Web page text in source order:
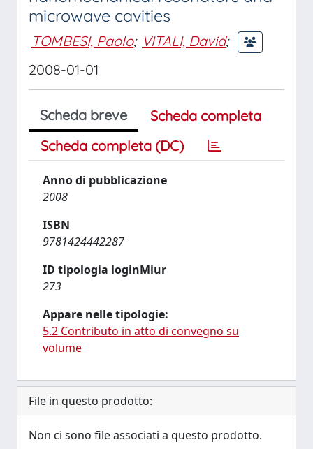
microwave cavities
TOMBESI, Paolo; VITALI, David;
2008-01-01
Scheda breve
Scheda completa
Scheda completa (DC)
Anno di pubblicazione
2008
ISBN
9781424442287
ID tipologia loginMiur
273
Appare nelle tipologie:
5.2 Contributo in atto di convegno su
volume
File in questo prodotto:
Non ci sono file associati a questo prodotto.